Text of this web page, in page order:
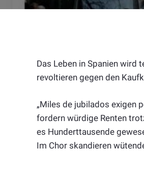
Das Leben in Spanien wird
revoltieren gegen den
„Miles de jubilados exigen
fordern würdige Renten
es Hunderttausende
Im Chor skandieren